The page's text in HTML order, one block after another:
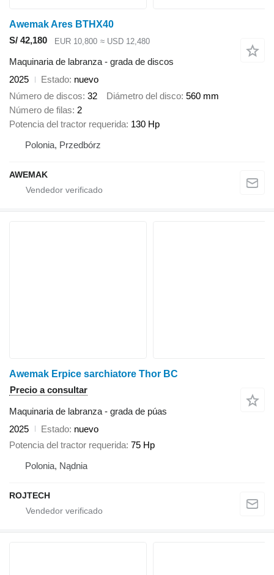
Awemak Ares BTHX40
S/ 42,180
EUR 10,800 ≈ USD 12,480
Maquinaria de labranza - grada de discos
2025
Estado nuevo
Número de discos 32 Diámetro del disco 560 mm
Número de filas 2
Potencia del tractor requerida 130 Hp
Polonia, Przedbórz
AWEMAK
Awemak Erpice sarchiatore Thor BC
Precio a consultar
Maquinaria de labranza - grada de púas
2025
Estado nuevo
Potencia del tractor requerida 75 Hp
Polonia, Nądnia
ROJTECH